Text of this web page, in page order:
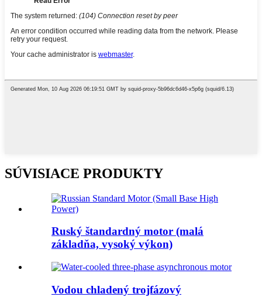
SÚVISIACE PRODUKTY
Ruský štandardný motor (malá
základňa, vysoký výkon)
Vodou chladený trojfázový